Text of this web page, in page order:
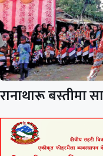
रानाथारू बस्तीमा